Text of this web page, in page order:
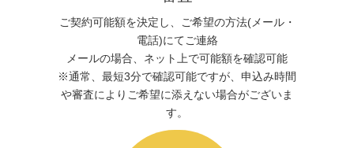
ご契約可能額を決定し、ご希望の方法(メール・
電話)にてご連絡
メールの場合、ネット上で可能額を確認可能
※通常、最短3分で確認可能ですが、申込み時間
や審査によりご希望に添えない場合がございま
す。